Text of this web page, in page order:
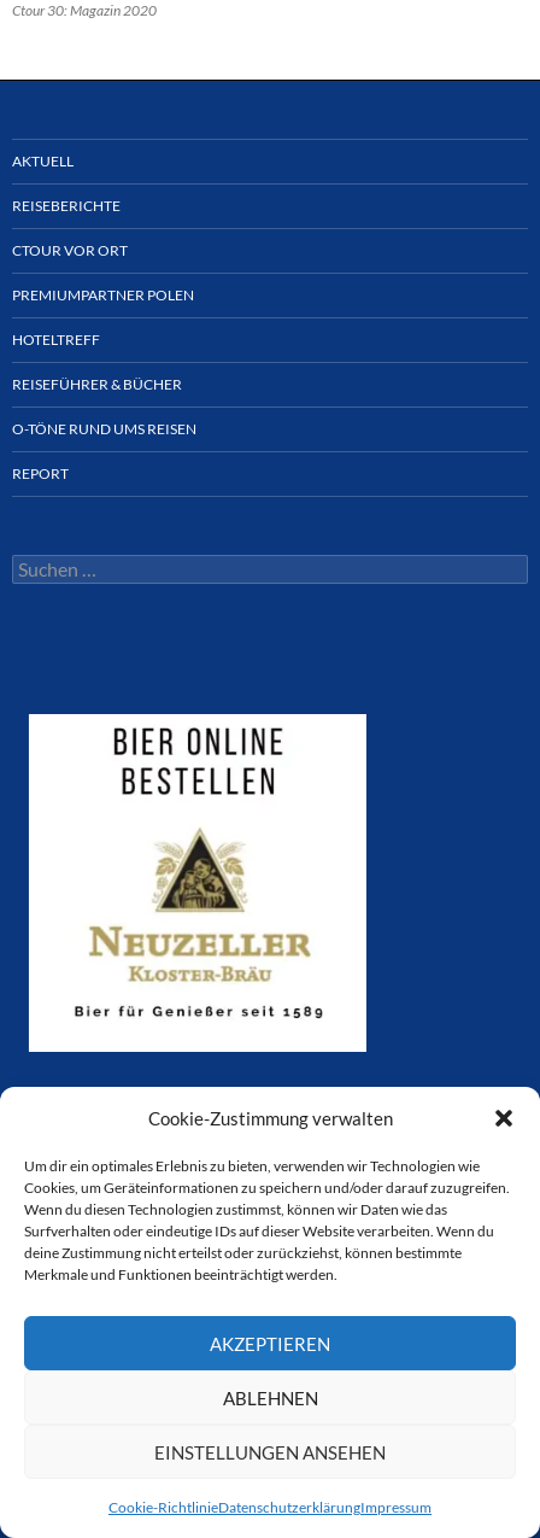
Cookie-Zustimmung verwalten
Um dir ein optimales Erlebnis zu bieten, verwenden wir Technologien wie
Cookies, um Geräteinformationen zu speichern und/oder darauf zuzugreifen.
Wenn du diesen Technologien zustimmst, können wir Daten wie das
Surfverhalten oder eindeutige IDs auf dieser Website verarbeiten. Wenn du
deine Zustimmung nicht erteilst oder zurückziehst, können bestimmte
Merkmale und Funktionen beeinträchtigt werden.
AKZEPTIEREN
ABLEHNEN
EINSTELLUNGEN ANSEHEN
Cookie-RichtlinieDatenschutzerklärungImpressum
Ctour 30: Magazin 2020
AKTUELL
REISEBERICHTE
CTOUR VOR ORT
PREMIUMPARTNER POLEN
HOTELTREFF
REISEFÜHRER & BÜCHER
O-TÖNE RUND UMS REISEN
REPORT
Suchen
nach: